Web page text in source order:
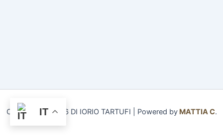
Copyright © 2026 DI IORIO TARTUFI | Powered byMATTIA C.
IT